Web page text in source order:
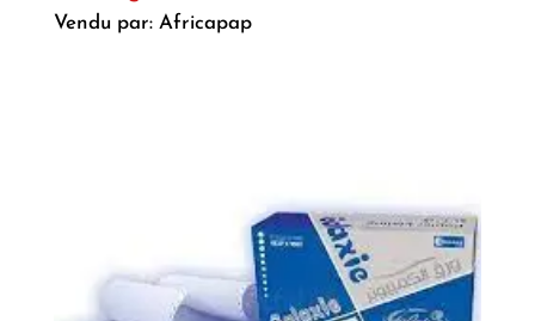
Vendu par: Africapap